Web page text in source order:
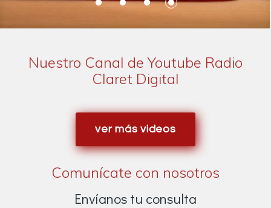
Nuestro Canal de Youtube Radio
Claret Digital
ver más videos
Comunícate con nosotros
Envíanos tu consulta